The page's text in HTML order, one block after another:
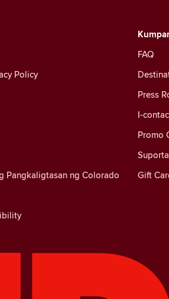
Policy
Pangkaligtasan ng Colorado
FAQ
Press
I-
Promo
Suporta
Gift